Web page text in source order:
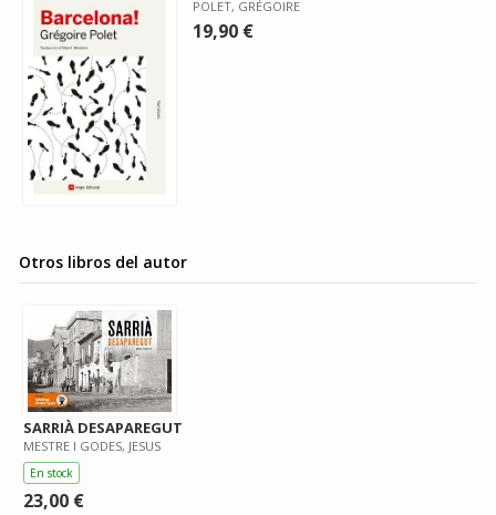
POLET, GRÉGOIRE
19,90 €
Otros libros del autor
SARRIÀ DESAPAREGUT
MESTRE I GODES, JESUS
En stock
23,00 €